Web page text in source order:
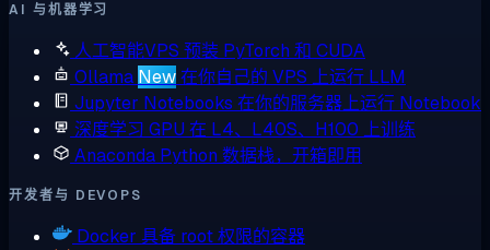
AI 与机器学习
人工智能VPS 预装 PyTorch 和 CUDA
Ollama New在你自己的 VPS 上运行 LLM
Jupyter Notebooks 在你的服务器上运行 Notebook
深度学习 GPU 在 L4、L40S、H100 上训练
Anaconda Python 数据栈，开箱即用
开发者与 DEVOPS
Docker 具备 root 权限的容器